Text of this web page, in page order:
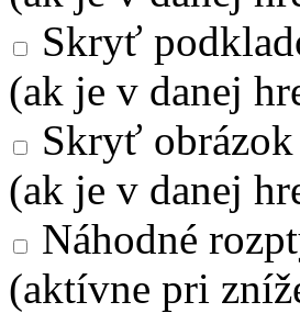
Skryť
(ak je v danej
Skryť
(ak je v danej
Náhodné
(aktívne pri